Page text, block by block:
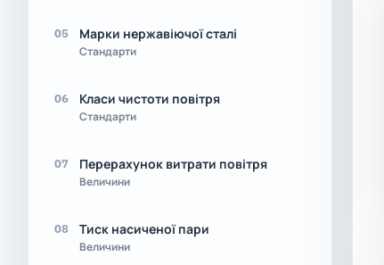
05 Марки нержавіючої сталі
Стандарти
06 Класи чистоти повітря
Стандарти
07 Перерахунок витрати повітря
Величини
08 Тиск насиченої пари
Величини